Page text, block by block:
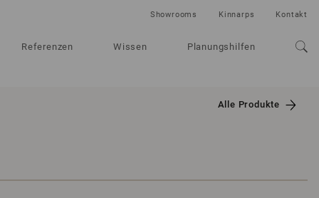
Referenzen Wissen Planungshilfen
Showrooms Kinnarps Kontakt
Alle Produkte